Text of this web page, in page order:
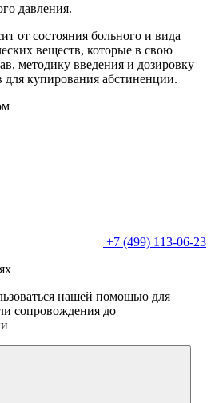
давления.
от состояния больного и вида
веществ, которые в свою
методику введения и дозировку
купирования абстиненции.
+7 (499) 113-06-23
нашей помощью для
сопровождения до